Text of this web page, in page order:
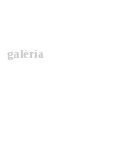
galéria